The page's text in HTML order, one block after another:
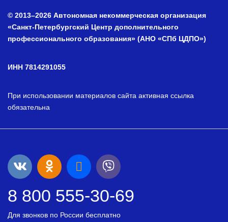
© 2013–2026 Автономная некоммерческая организация
«Санкт-Петербургский Центр дополнительного
профессионального образования» (АНО «СПб ЦДПО»)
ИНН 7814291055
При использовании материалов сайта активная ссылка
обязательна
8 800 555-30-69
Для звонков по России бесплатно